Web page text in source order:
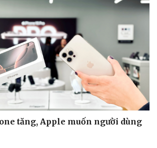
tăng, Apple muốn người dùng